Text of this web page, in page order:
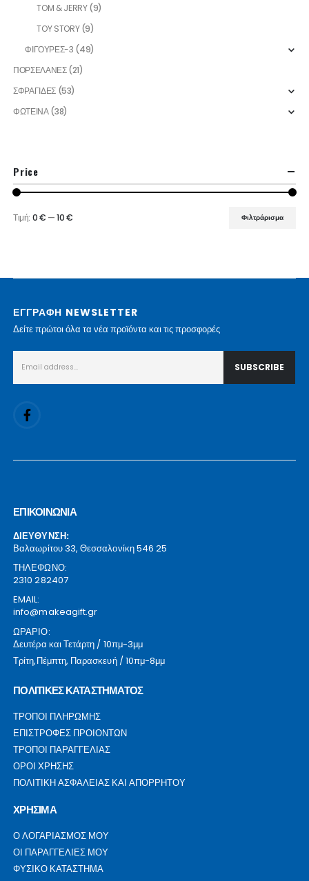
TOM & JERRY (9)
TOY STORY (9)
ΦΙΓΟΥΡΕΣ-3 (49)
ΠΟΡΣΕΛΑΝΕΣ (21)
ΣΦΡΑΓΙΔΕΣ (53)
ΦΩΤΕΙΝΑ(38)
Price
Ελάχιστη
Μέγιστη
Φιλτράρισμα
Τιμή: 0 € —10 €
ΕΓΓΡΑΦΗ NEWSLETTER
Δείτε πρώτοι όλα τα νέα προϊόντα και τις προσφορές
ΕΠΙΚΟΙΝΩΝΙΑ
ΔΙΕΥΘΥΝΣΗ:
Βαλαωρίτου 33, Θεσσαλονίκη 546 25
ΤΗΛΕΦΩΝΟ:
2310 282407
EMAIL:
info@makeagift.gr
ΩΡΑΡΙΟ:
Δευτέρα και Τετάρτη / 10πμ-3μμ
Τρίτη,Πέμπτη, Παρασκευή / 10πμ-8μμ
ΠΟΛΙΤΙΚΕΣ ΚΑΤΑΣΤΗΜΑΤΟΣ
ΤΡΟΠΟΙ ΠΛΗΡΩΜΗΣ
ΕΠΙΣΤΡΟΦΕΣ ΠΡΟΙΟΝΤΩΝ
ΤΡΟΠΟΙ ΠΑΡΑΓΓΕΛΙΑΣ
ΟΡΟΙ ΧΡΗΣΗΣ
ΠΟΛΙΤΙΚΗ ΑΣΦΑΛΕΙΑΣ ΚΑΙ ΑΠΟΡΡΗΤΟΥ
ΧΡΗΣΙΜΑ
Ο ΛΟΓΑΡΙΑΣΜΟΣ ΜΟΥ
ΟΙ ΠΑΡΑΓΓΕΛΙΕΣ ΜΟΥ
ΦΥΣΙΚΟ ΚΑΤΑΣΤΗΜΑ